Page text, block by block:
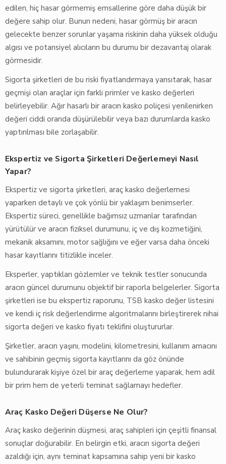
edilen, hiç hasar görmemiş emsallerine göre daha düşük bir
değere sahip olur. Bunun nedeni, hasar görmüş bir aracın
gelecekte benzer sorunlar yaşama riskinin daha yüksek olduğu
algısı ve potansiyel alıcıların bu durumu bir dezavantaj olarak
görmesidir.
Sigorta şirketleri de bu riski fiyatlandırmaya yansıtarak, hasar
geçmişi olan araçlar için farklı primler ve kasko değerleri
belirleyebilir. Ağır hasarlı bir aracın kasko poliçesi yenilenirken
değeri ciddi oranda düşürülebilir veya bazı durumlarda kasko
yaptırılması bile zorlaşabilir.
Ekspertiz ve Sigorta Şirketleri Değerlemeyi Nasıl
Yapar?
Ekspertiz ve sigorta şirketleri, araç kasko değerlemesi
yaparken detaylı ve çok yönlü bir yaklaşım benimserler.
Ekspertiz süreci, genellikle bağımsız uzmanlar tarafından
yürütülür ve aracın fiziksel durumunu, iç ve dış kozmetiğini,
mekanik aksamını, motor sağlığını ve eğer varsa daha önceki
hasar kayıtlarını titizlikle inceler.
Eksperler, yaptıkları gözlemler ve teknik testler sonucunda
aracın güncel durumunu objektif bir raporla belgelerler. Sigorta
şirketleri ise bu ekspertiz raporunu, TSB kasko değer listesini
ve kendi iç risk değerlendirme algoritmalarını birleştirerek nihai
sigorta değeri ve kasko fiyatı teklifini oluştururlar.
Şirketler, aracın yaşını, modelini, kilometresini, kullanım amacını
ve sahibinin geçmiş sigorta kayıtlarını da göz önünde
bulundurarak kişiye özel bir araç değerleme yaparak, hem adil
bir prim hem de yeterli teminat sağlamayı hedefler.
Araç Kasko Değeri Düşerse Ne Olur?
Araç kasko değerinin düşmesi, araç sahipleri için çeşitli finansal
sonuçlar doğurabilir. En belirgin etki, aracın sigorta değeri
azaldığı için, aynı teminat kapsamına sahip yeni bir kasko